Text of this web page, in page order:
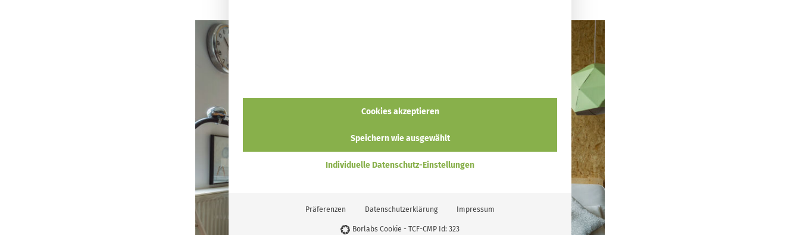
Cookies akzeptieren
Speichern wie ausgewählt
Individuelle Datenschutz-Einstellungen
Präferenzen Datenschutzerklärung Impressum
Borlabs Cookie - TCF-CMP Id: 323